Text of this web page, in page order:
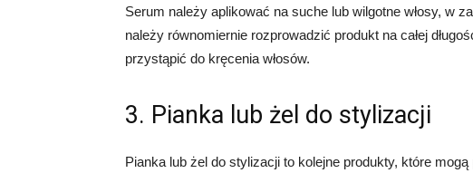
Serum należy aplikować na suche lub wilgotne włosy, w
należy równomiernie rozprowadzić produkt na całej
przystąpić do kręcenia włosów.
3. Pianka lub żel do stylizacji
Pianka lub żel do stylizacji to kolejne produkty, które